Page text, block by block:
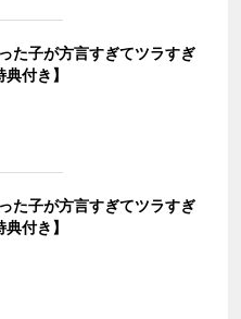
た子が方言すぎてツラすぎ
付き】
た子が方言すぎてツラすぎ
付き】